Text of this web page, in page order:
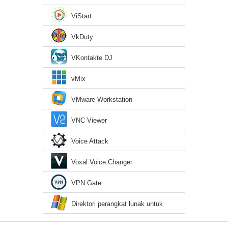
ViStart
VkDuty
VKontakte DJ
vMix
VMware Workstation
VNC Viewer
Voice Attack
Voxal Voice Changer
VPN Gate
Direktori perangkat lunak untuk
Windows XP